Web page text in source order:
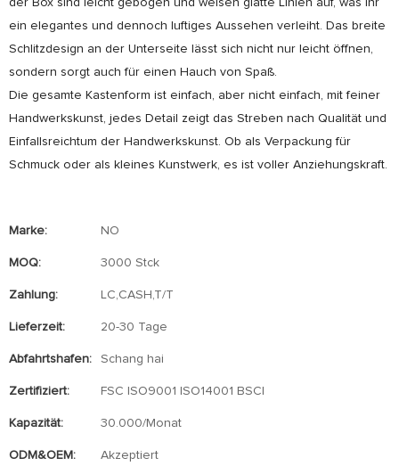
der Box sind leicht gebogen und weisen glatte Linien auf, was ihr
ein elegantes und dennoch luftiges Aussehen verleiht. Das breite
Schlitzdesign an der Unterseite lässt sich nicht nur leicht öffnen,
sondern sorgt auch für einen Hauch von Spaß.
Die gesamte Kastenform ist einfach, aber nicht einfach, mit feiner
Handwerkskunst, jedes Detail zeigt das Streben nach Qualität und
Einfallsreichtum der Handwerkskunst. Ob als Verpackung für
Schmuck oder als kleines Kunstwerk, es ist voller Anziehungskraft.
Marke: NO
MOQ: 3000 Stck
Zahlung: LC,CASH,T/T
Lieferzeit: 20-30 Tage
Abfahrtshafen: Schang hai
Zertifiziert: FSC ISO9001 ISO14001 BSCI
Kapazität: 30.000/Monat
ODM&OEM: Akzeptiert